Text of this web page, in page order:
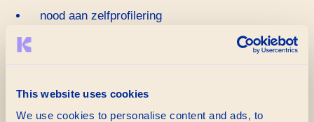
This website uses cookies
We use cookies to personalise content and ads, to
nood aan zelfprofilering
gebaseerd op imago
perceptiemanagement
missie gedreven